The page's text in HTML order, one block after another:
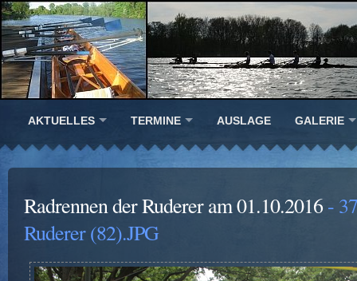
AKTUELLES TERMINE AUSLAGE GALERIE
Radrennen der Ruderer am 01.10.2016 -
Ruderer (82).JPG